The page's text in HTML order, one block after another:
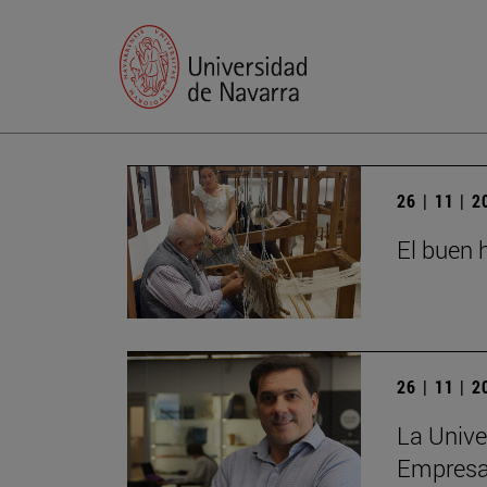
26 | 11 |
El buen
26 | 11 |
La